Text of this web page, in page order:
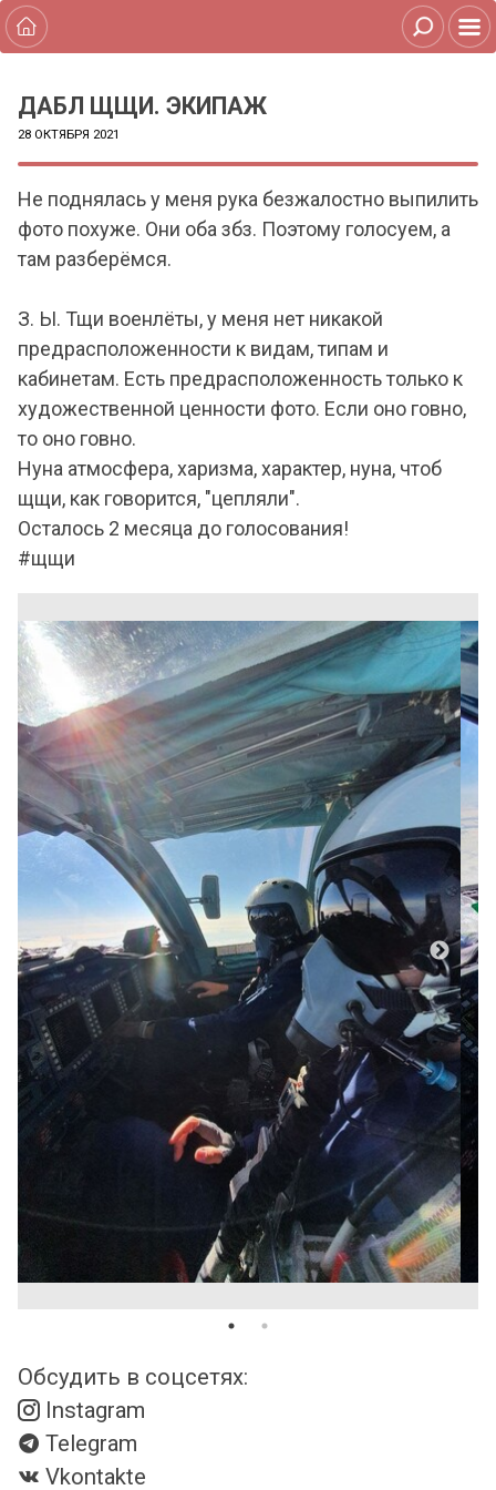
ДАБЛ ЩЩИ. ЭКИПАЖ
28 ОКТЯБРЯ 2021
Не поднялась у меня рука безжалостно выпилить
фото похуже. Они оба збз. Поэтому голосуем, а
там разберёмся.
З. Ы. Тщи военлёты, у меня нет никакой
предрасположенности к видам, типам и
кабинетам. Есть предрасположенность только к
художественной ценности фото. Если оно говно,
то оно говно.
Нуна атмосфера, харизма, характер, нуна, чтоб
щщи, как говорится, "цепляли".
Осталось 2 месяца до голосования!
#щщи
Обсудить в соцсетях:
Instagram
Telegram
Vkontakte